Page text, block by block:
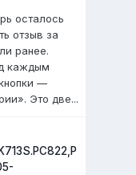
осталось
отзыв за
ранее.
каждым
—
Это две...